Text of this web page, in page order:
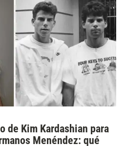
de Kim Kardashian para
Menéndez: qué